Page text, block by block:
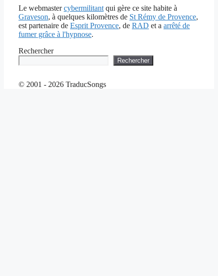
Le webmastercybermilitant qui gère ce site habite à
Graveson, à quelques kilomètres de St Rémy de Provence,
est partenaire de Esprit Provence, de RAD et a arrêté de
fumer grâce à l'hypnose.
Rechercher
Rechercher
© 2001 - 2026 TraducSongs